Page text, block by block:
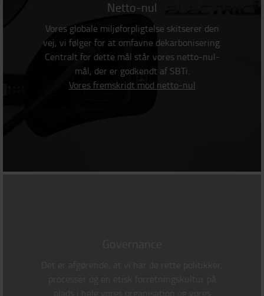
Netto-nul
Vores globale miljøforpligtelse skitserer den
vej, vi følger for at omfavne dekarbonisering.
Centralt for dette mål står vores netto-nul-
mål, der er godkendt af SBTi.
Vores fremskridt mod netto-nul